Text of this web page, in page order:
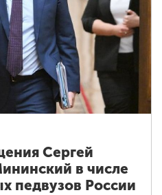
Сергей
в числе
педвузов России